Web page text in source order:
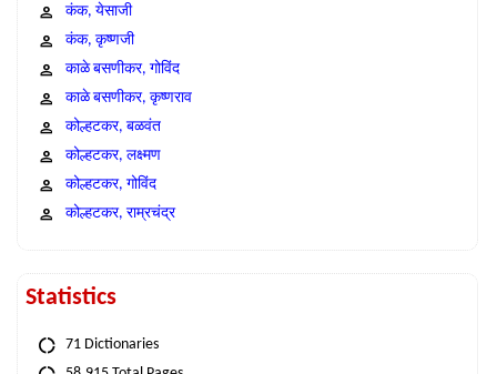
कंक, येसाजी
कंक, कृष्णजी
काळे बसणीकर, गोविंद
काळे बसणीकर, कृष्णराव
कोल्हटकर, बळवंत
कोल्हटकर, लक्ष्मण
कोल्हटकर, गोविंद
कोल्हटकर, राम्रचंद्र
Statistics
71 Dictionaries